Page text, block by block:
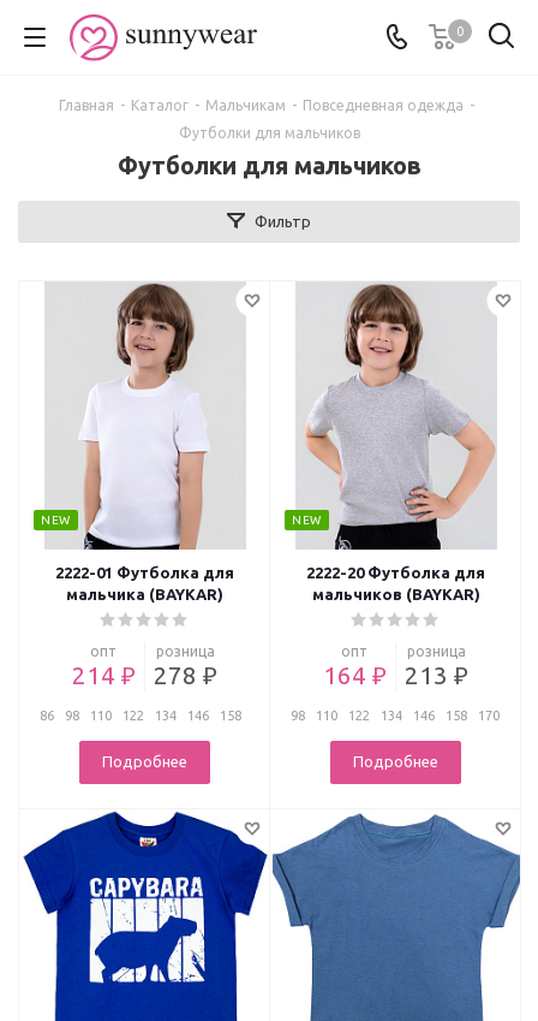
0
Главная - Каталог - Мальчикам - Повседневная одежда -
Футболки для мальчиков
Футболки для мальчиков
Фильтр
NEW
2222-01 Футболка для
мальчика (BAYKAR)
опт
214 ₽
розница
278 ₽
86 98 110 122 134 146
158
Подробнее
NEW
2222-20 Футболка для
мальчиков (BAYKAR)
опт
164 ₽
розница
213 ₽
98 110 122 134 146 158 170
Подробнее